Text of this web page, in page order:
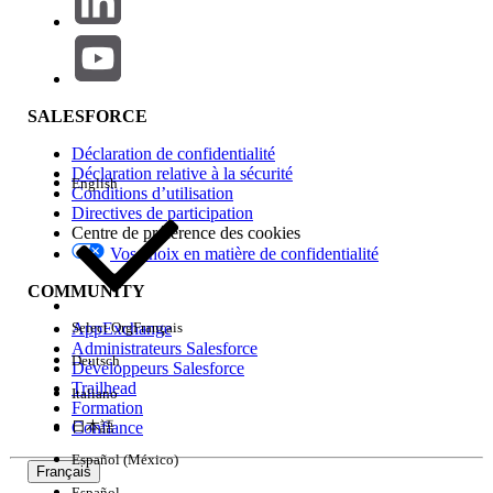
Catalog" field.
Click [Save].
Numéro d’article de la base de connaissances
005385419
CET ARTICLE A-T-IL RÉSOLU VOTRE PROBLÈME ?
Oui
SALESFORCE
Déclaration de confidentialité
Déclaration relative à la sécurité
Conditions d’utilisation
Directives de participation
Centre de préférence des cookies
Vos choix en matière de confidentialité
COMMUNITY
AppExchange
Administrateurs Salesforce
Développeurs Salesforce
Trailhead
Formation
Confiance
Français
English
Select OrgFrançais
Deutsch
Italiano
日本語
Español (México)